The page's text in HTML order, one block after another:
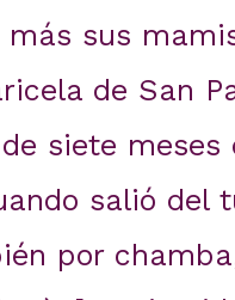
sus
de San
siete
salió del
por